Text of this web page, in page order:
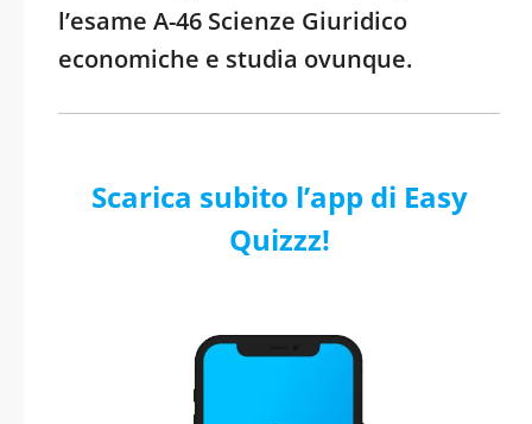
l’esame A-46 Scienze Giuridico
economiche e studia ovunque.
Scarica subito l’app di Easy
Quizzz!